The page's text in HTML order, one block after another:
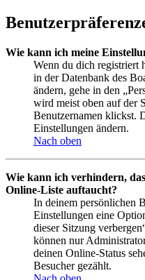
Wie kann ich meine
Wenn du dich registriert
in der Datenbank des
ändern, gehe in den
wird meist oben auf der
Benutzernamen klickst.
Einstellungen ändern.
Nach oben
Wie kann ich verhindern,
Online-Liste auftaucht?
In deinem persönlichen
Einstellungen eine
dieser Sitzung
können nur
deinen Online-Status
Besucher gezählt.